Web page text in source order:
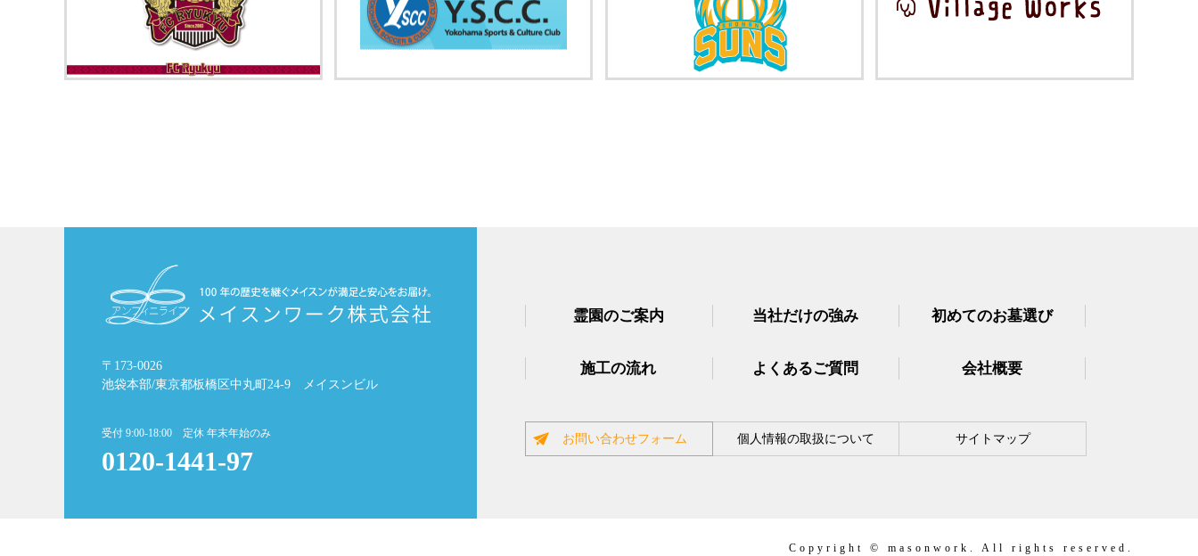
〒173-0026
池袋本部/東京都板橋区中丸町24-9 メイスンビル
受付 9:00-18:00 定休 年末年始のみ
0120-1441-97
霊園のご案内 当社だけの強み 初めてのお墓選び
施工の流れ よくあるご質問 会社概要
お問い合わせフォーム 個人情報の取扱について サイトマップ
Copyright © masonwork. All rights reserved.